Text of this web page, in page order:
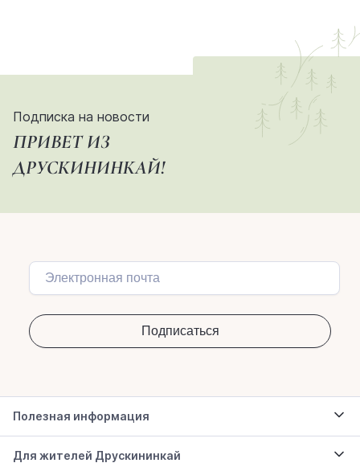
Подписка на новости
ПРИВЕТ ИЗ
ДРУСКИНИНКАЙ!
Полезная информация
Для жителей Друскининкай